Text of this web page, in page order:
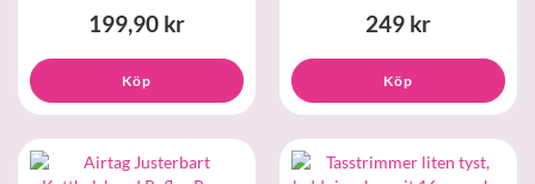
199,90 kr
Köp
249 kr
Köp